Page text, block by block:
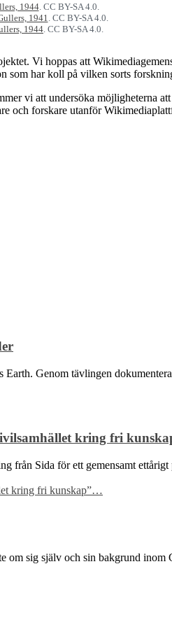
1944. CC BY-SA 4.0.
1941 . CC BY-SA 4.0.
1944 . CC BY-SA 4.0.
Vi hoppas att
som har koll på vilken sorts
vi att undersöka möjligheterna
och forskare utanför
Genom tävlingen
kring fri
Sida för ett gemensamt
kring fri kunskap”…
sig själv och sin bakgrund